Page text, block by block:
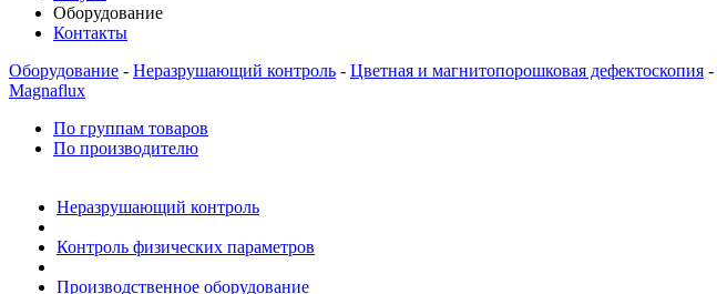
Оборудование
Контакты
Оборудование - Неразрушающий контроль - Цветная и магнитопорошковая дефектоскопия -
Magnaflux
По группам товаров
По производителю
Неразрушающий контроль
Контроль физических параметров
Производственное оборудование